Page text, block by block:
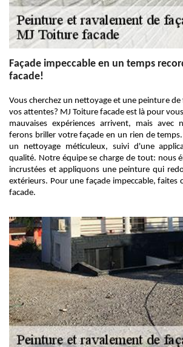
Façade impeccable en un temps
facade!
Vous cherchez un nettoyage et une peinture de
vos attentes? MJ Toiture facade est là pour
mauvaises expériences arrivent, mais avec
ferons briller votre façade en un rien de
un nettoyage méticuleux, suivi d'une
qualité. Notre équipe se charge de tout: nous
incrustées et appliquons une peinture qui
extérieurs. Pour une façade impeccable, faites
facade.